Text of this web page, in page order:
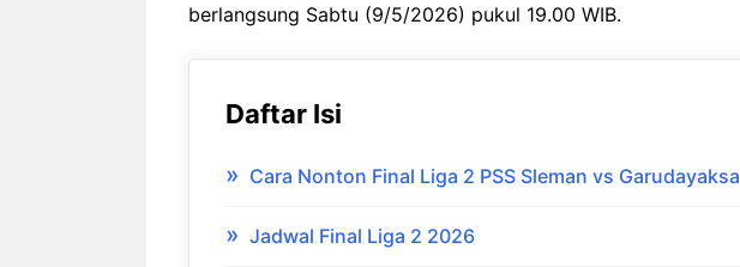
berlangsung Sabtu (9/5/2026) pukul 19.00 WIB.
Daftar Isi
Cara Nonton Final Liga 2 PSS Sleman vs Garudayaksa
Jadwal Final Liga 2 2026